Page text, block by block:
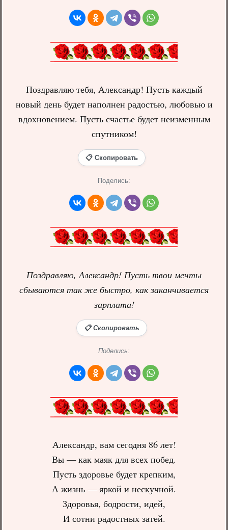
Поздравляю тебя, Александр! Пусть каждый
новый день будет наполнен радостью, любовью и
вдохновением. Пусть счастье будет неизменным
спутником!
📋 Скопировать
Поделись:
Поздравляю, Александр! Пусть твои мечты
сбываются так же быстро, как заканчивается
зарплата!
📋 Скопировать
Поделись:
Александр, вам сегодня 86 лет!
Вы — как маяк для всех побед.
Пусть здоровье будет крепким,
А жизнь — яркой и нескучной.
Здоровья, бодрости, идей,
И сотни радостных затей.